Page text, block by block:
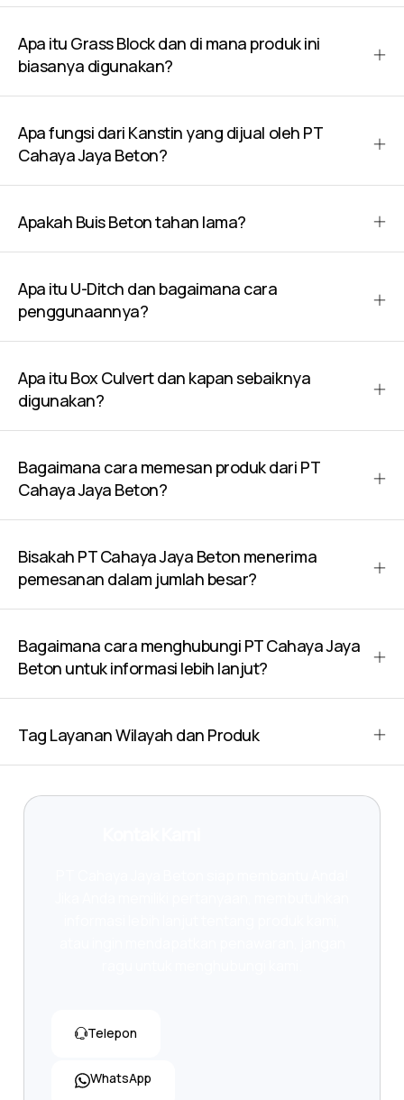
Apa itu Grass Block dan di mana produk ini
biasanya digunakan?
Apa fungsi dari Kanstin yang dijual oleh PT
Cahaya Jaya Beton?
Apakah Buis Beton tahan lama?
Apa itu U-Ditch dan bagaimana cara
penggunaannya?
Apa itu Box Culvert dan kapan sebaiknya
digunakan?
Bagaimana cara memesan produk dari PT
Cahaya Jaya Beton?
Bisakah PT Cahaya Jaya Beton menerima
pemesanan dalam jumlah besar?
Bagaimana cara menghubungi PT Cahaya Jaya
Beton untuk informasi lebih lanjut?
Tag Layanan Wilayah dan Produk
Telepon
WhatsApp